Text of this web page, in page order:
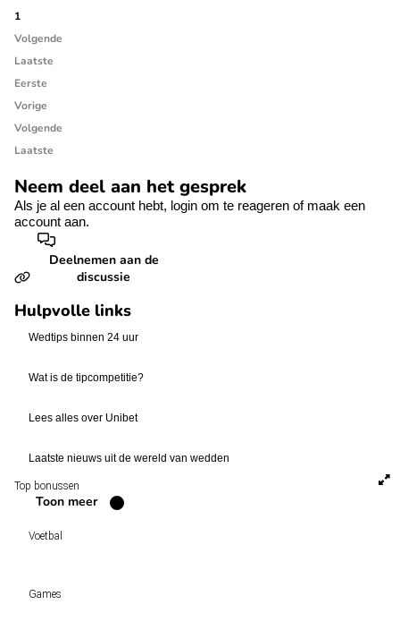
1
Volgende
Laatste
Eerste
Vorige
Volgende
Laatste
Neem deel aan het gesprek
Als je al een account hebt, login om te reageren of maak een
account aan.
Deelnemen aan de
discussie
Hulpvolle links
Wedtips binnen 24 uur
Wat is de tipcompetitie?
Lees alles over Unibet
Laatste nieuws uit de wereld van wedden
Top bonussen
Toon meer
Voetbal
Wedtips
Games